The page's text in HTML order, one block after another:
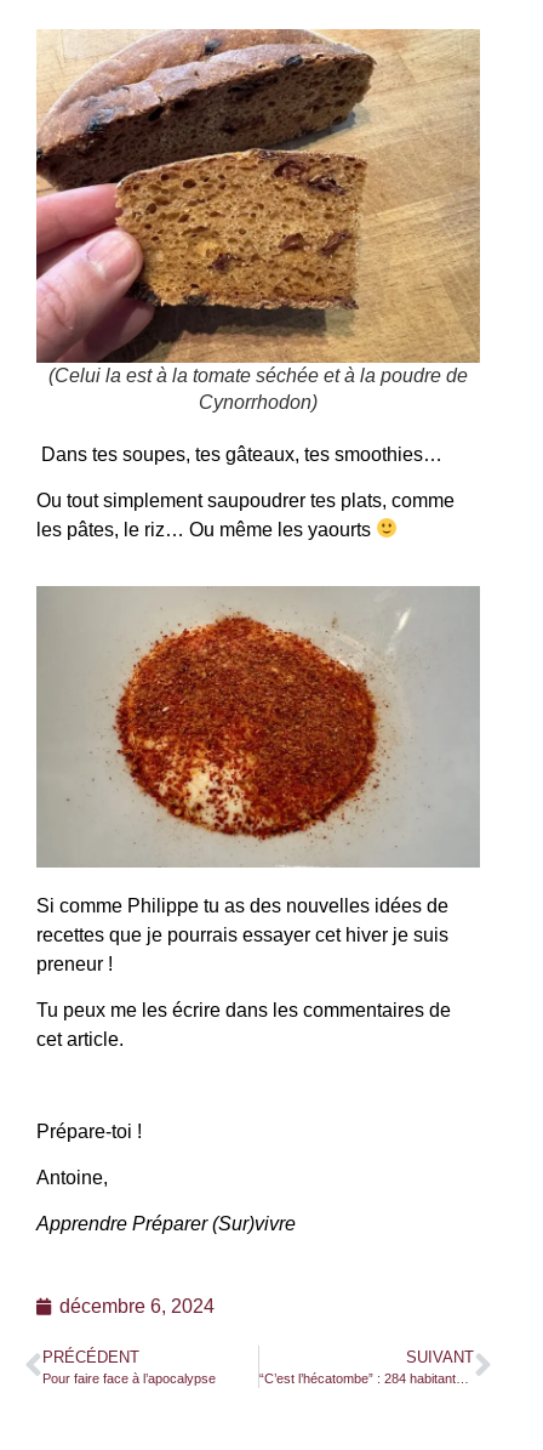
(Celui la est à la tomate séchée et à la poudre de
Cynorrhodon)
Dans tes soupes, tes gâteaux, tes smoothies…
Ou tout simplement saupoudrer tes plats, comme
les pâtes, le riz… Ou même les yaourts
Si comme Philippe tu as des nouvelles idées de
recettes que je pourrais essayer cet hiver je suis
preneur !
Tu peux me les écrire dans les commentaires de
cet article.
Prépare-toi !
Antoine,
Apprendre Préparer (Sur)vivre
décembre 6, 2024
PRÉCÉDENT
Pour faire face à l’apocalypse
SUIVANT
“C’est l’hécatombe” : 284 habitants malades